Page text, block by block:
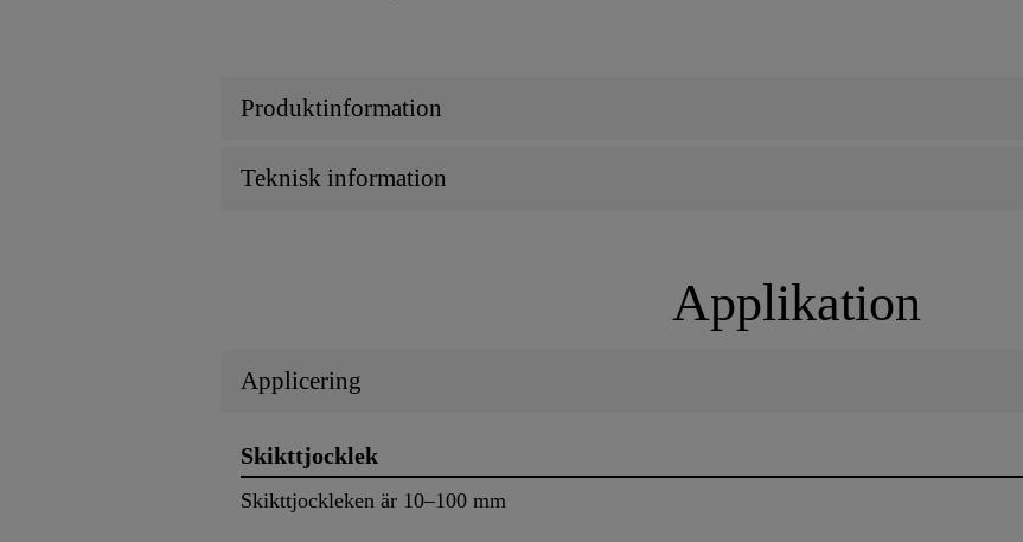
Produktinformation
Teknisk information
Applikation
Applicering
Skikttjocklek
Skikttjockleken är 10–100 mm